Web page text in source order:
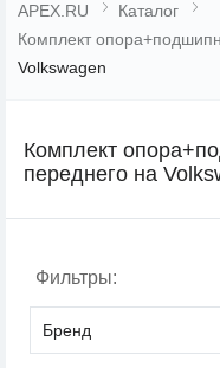
APEX.RU
Каталог
Комплект
Volkswagen
Комплект
переднего на
Фильтры:
Бренд